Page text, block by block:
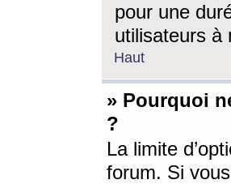
pour une
utilisateurs à
Haut
» Pourquoi
?
La limite
forum. Si